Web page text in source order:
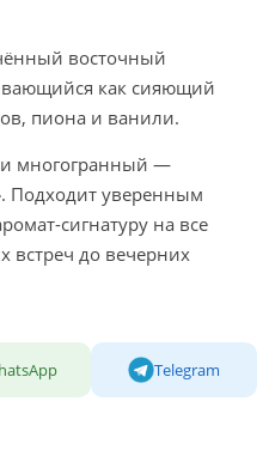
восточный
как сияющий
пиона и ванили.
многогранный —
Подходит уверенным
сигнатуру на все
встреч до вечерних
Telegram